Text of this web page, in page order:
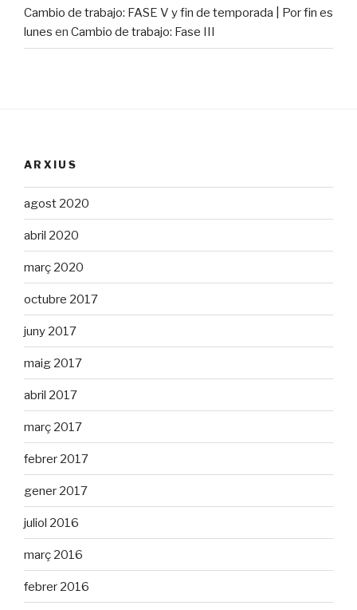
Cambio de trabajo: FASE V y fin de temporada | Por fin es
lunes en Cambio de trabajo: Fase III
ARXIUS
agost 2020
abril 2020
març 2020
octubre 2017
juny 2017
maig 2017
abril 2017
març 2017
febrer 2017
gener 2017
juliol 2016
març 2016
febrer 2016